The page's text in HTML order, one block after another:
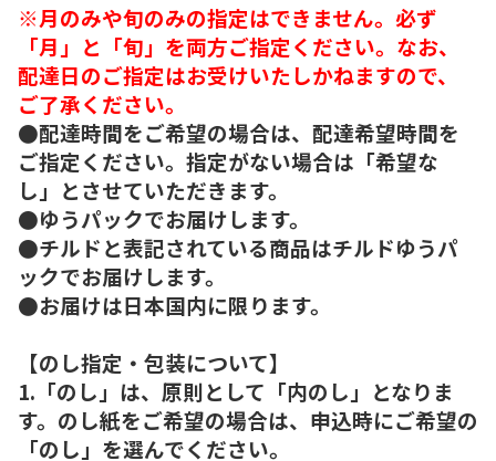
※月のみや旬のみの指定はできません。必ず
「月」と「旬」を両方ご指定ください。なお、
配達日のご指定はお受けいたしかねますので、
ご了承ください。
●配達時間をご希望の場合は、配達希望時間を
ご指定ください。指定がない場合は「希望な
し」とさせていただきます。
●ゆうパックでお届けします。
●チルドと表記されている商品はチルドゆうパ
ックでお届けします。
●お届けは日本国内に限ります。
【のし指定・包装について】
1.「のし」は、原則として「内のし」となりま
す。のし紙をご希望の場合は、申込時にご希望の
「のし」を選んでください。